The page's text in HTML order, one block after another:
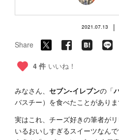
2021.07.13 |
Share
4 件 いいね！
みなさん、 セブン-イレブンの「
バスチー）を食べたことがありま
実はこれ、チーズ好きの筆者が
いるおいしすぎるスイーツなん